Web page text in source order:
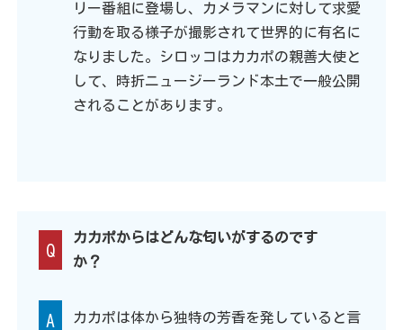
リー番組に登場し、カメラマンに対して求愛
行動を取る様子が撮影されて世界的に有名に
なりました。シロッコはカカポの親善大使と
して、時折ニュージーランド本土で一般公開
されることがあります。
Q
カカポからはどんな匂いがするのです
か？
A
カカポは体から独特の芳香を発していると言